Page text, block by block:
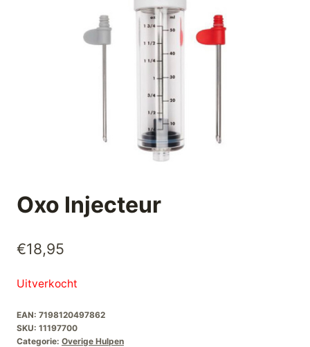
Oxo Injecteur
€18,95
Uitverkocht
EAN: 7198120497862
SKU: 11197700
Categorie: Overige Hulpen